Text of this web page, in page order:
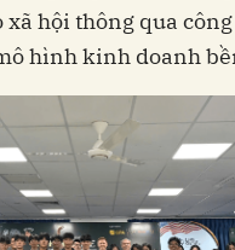
xã hội thông qua
hình kinh doanh